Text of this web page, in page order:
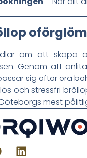
om att skapa
Genom att anlita
sig efter era
och stressfri
mest